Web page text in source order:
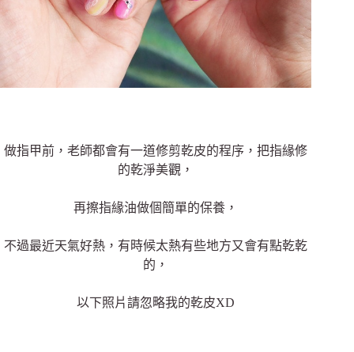
做指甲前，老師都會有一道修剪乾皮的程序，把指緣修
的乾淨美觀，
再擦指緣油做個簡單的保養，
不過最近天氣好熱，有時候太熱有些地方又會有點乾乾
的，
以下照片請忽略我的乾皮XD